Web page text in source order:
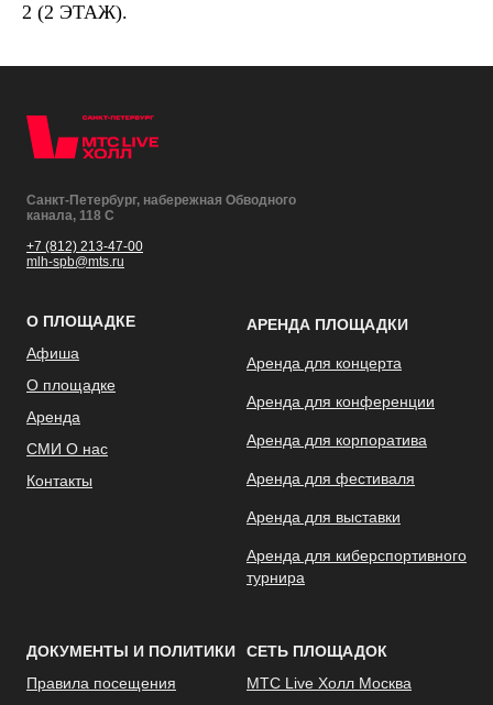
2 (2 ЭТАЖ).
Санкт-Петербург, набережная Обводного
канала, 118 С
+7 (812) 213-47-00
mlh-spb@mts.ru
О ПЛОЩАДКЕ
Афиша
О площадке
Аренда
СМИ О нас
Контакты
АРЕНДА ПЛОЩАДКИ
Аренда для концерта
Аренда для конференции
Аренда для корпоратива
Аренда для фестиваля
Аренда для выставки
Аренда для киберспортивного
турнира
ДОКУМЕНТЫ И ПОЛИТИКИ
Правила посещения
СЕТЬ ПЛОЩАДОК
МТС Live Холл Москва